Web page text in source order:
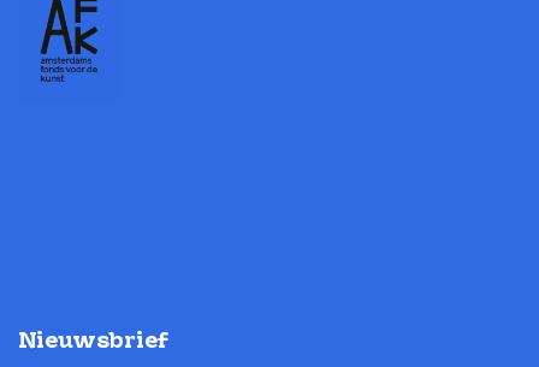
Nieuwsbrief